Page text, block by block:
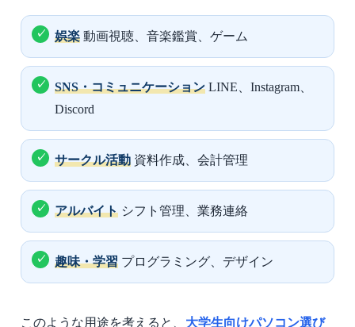
娯楽 動画視聴、音楽鑑賞、ゲーム
SNS・コミュニケーション LINE、Instagram、
Discord
サークル活動 資料作成、会計管理
アルバイト シフト管理、業務連絡
趣味・学習 プログラミング、デザイン
このような用途を考えると、 大学生向けパソコン選び